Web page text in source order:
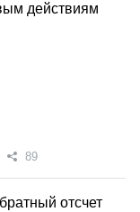
действиям
89
отсчет